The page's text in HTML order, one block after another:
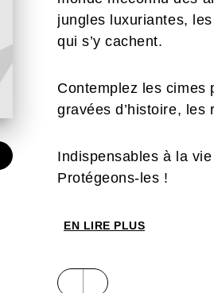
jungles luxuriantes,
qui s’y cachent.
Contemplez les cimes
gravées d’histoire,
Indispensables à la
Protégeons-les !
EN LIRE PLUS